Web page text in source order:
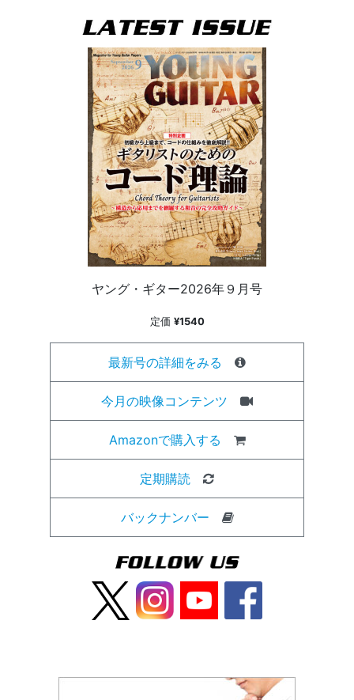
ヤング・ギター2026年９月号
定価 ¥1540
最新号の詳細をみる
今月の映像コンテンツ
Amazonで購入する
定期購読
バックナンバー